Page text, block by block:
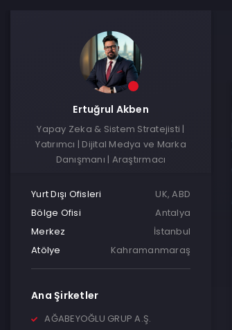
Ertuğrul Akben
Yapay Zeka & Sistem Stratejisti |
Yatırımcı | Dijital Medya ve Marka
Danışmanı | Araştırmacı
Yurt Dışı Ofisleri
UK, ABD
Bölge Ofisi
Antalya
Merkez
İstanbul
Atölye
Kahramanmaraş
Ana Şirketler
AĞABEYOĞLU GRUP A.Ş.